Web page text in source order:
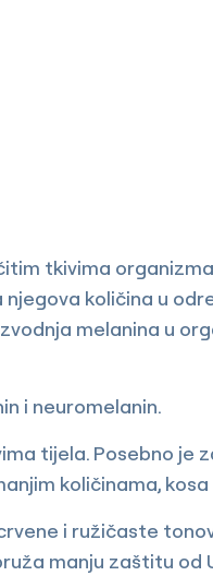
tkivima
količina u
melanina u
i neuromelanin.
tijela. Posebno je
količinama,
i ružičaste
manju zaštitu od